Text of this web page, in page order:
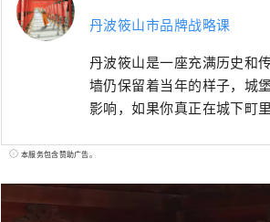
丹波筱山市品牌战略课
丹波筱山是一座充满历史和
墙仍保留着当年的样子，城
影响，如果你真正在城下町
本服务包含赞助广告。